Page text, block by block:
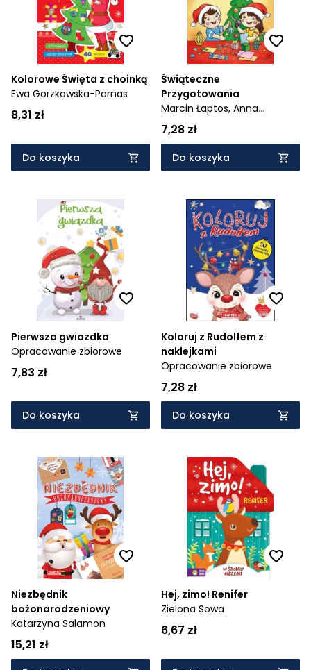
Kolorowe Święta z choinką
Ewa Gorzkowska-Parnas
8,31 zł
Do koszyka
Świąteczne
Przygotowania
Marcin Łaptos, Anna
Wiśnicka
7,28 zł
Do koszyka
Pierwsza gwiazdka
Opracowanie zbiorowe
7,83 zł
Do koszyka
Koloruj z Rudolfem z
naklejkami
Opracowanie zbiorowe
7,28 zł
Do koszyka
Niezbędnik
bożonarodzeniowy
Katarzyna Salamon
15,21 zł
Hej, zimo! Renifer
Zielona Sowa
6,67 zł